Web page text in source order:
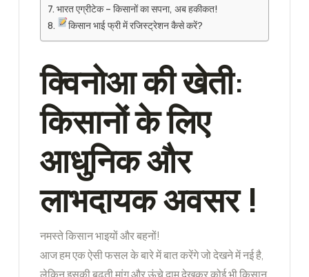
भारत एग्रीटेक – किसानों का सपना, अब हकीकत!
किसान भाई फ्री में रजिस्ट्रेशन कैसे करें?
क्विनोआ की खेती:
किसानों के लिए
आधुनिक और
लाभदायक अवसर!
नमस्ते किसान भाइयों और बहनों!
आज हम एक ऐसी फसल के बारे में बात करेंगे जो देखने में नई है,